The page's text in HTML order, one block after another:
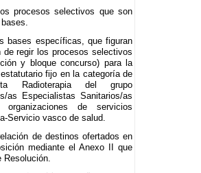
procesos selectivos que son
bases específicas, que figuran
regir los procesos selectivos
y bloque concurso) para la
fijo en la categoría de
Radioterapia del grupo
as Especialistas Sanitarios/as
de servicios
Servicio vasco de salud.
de destinos ofertados en
mediante el Anexo II que
Resolución.